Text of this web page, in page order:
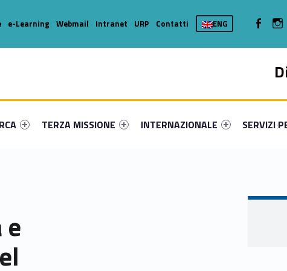
primary-52184-16
#link-menu-primary-62749-36
Link identifier #link-menu-primary-41899-46
TERZA MISSIONE
Link identifier #link-menu-primary-
INTERNAZIONALE
Link
SERVIZI
e-Learning Webmail Intranet URP Contatti ENG